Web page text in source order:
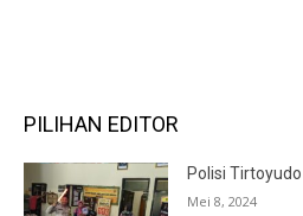
PILIHAN EDITOR
Polisi
Mei 8, 2024